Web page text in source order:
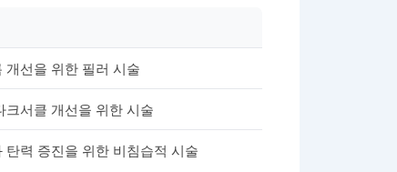
개선을 위한 필러 시술
크서클 개선을 위한 시술
탄력 증진을 위한 비침습적 시술